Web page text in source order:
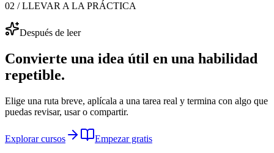
02 / LLEVAR A LA PRÁCTICA
Después de leer
Convierte una idea útil en una habilidad
repetible.
Elige una ruta breve, aplícala a una tarea real y termina con algo que
puedas revisar, usar o compartir.
Explorar cursos
Empezar gratis